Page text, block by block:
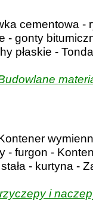
cementowa -
- gonty
płaskie -
- furgon -
- kurtyna -
i